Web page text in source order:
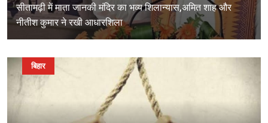
सीतामढ़ी में माता जानकी मंदिर का भव्य शिलान्यास,अमित शाह और
नीतीश कुमार ने रखी आधारशिला
बिहार